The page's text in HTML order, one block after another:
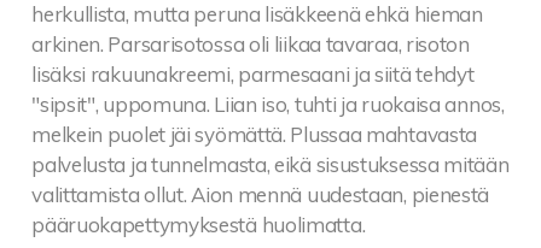
herkullista, mutta peruna lisäkkeenä ehkä hieman
arkinen. Parsarisotossa oli liikaa tavaraa, risoton
lisäksi rakuunakreemi, parmesaani ja siitä tehdyt
"sipsit", uppomuna. Liian iso, tuhti ja ruokaisa annos,
melkein puolet jäi syömättä. Plussaa mahtavasta
palvelusta ja tunnelmasta, eikä sisustuksessa mitään
valittamista ollut. Aion mennä uudestaan, pienestä
pääruokapettymyksestä huolimatta.